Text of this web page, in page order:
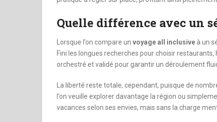
Quelle différence avec un
Lorsque l’on compare un voyage all inclusive à un
Fini les longues recherches pour choisir
orchestré et validé pour garantir un déroulement
La liberté reste totale, cependant, puisque de
l’on veuille explorer davantage la région ou
vacances selon ses envies, mais sans la charge